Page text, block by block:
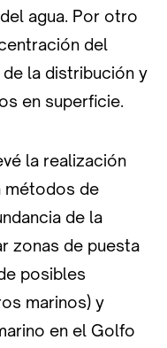
agua. Por otro
del
la distribución y
en superficie.
la realización
métodos de
de la
zonas de puesta
posibles
marinos) y
en el Golfo